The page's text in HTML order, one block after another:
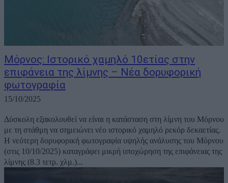
Μόρνος: Ιστορικό χαμηλό 10ετίας στην
επιφάνεια της λίμνης – Νέα δορυφορική
φωτογραφία
15/10/2025
Δύσκολη εξακολουθεί να είναι η κατάσταση στη λίμνη του Μόρνου
με τη στάθμη να σημειώνει νέο ιστορικό χαμηλό ρεκόρ δεκαετίας.
Η νεότερη δορυφορική φωτογραφία υψηλής ανάλυσης του Μόρνου
(στις 10/10/2025) καταγράφει μικρή υποχώρηση της επιφάνειας της
λίμνης (8.3 τετρ. χλμ.)...